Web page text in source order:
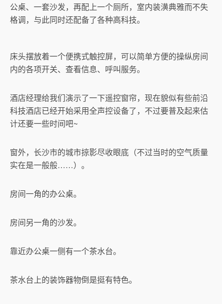
公桌、一套沙发，再配上一个厕所，室内装潢典雅而不失
格调，与此同时还配备了各种高科技。
床头摆放着一个便携式触控屏，可以简单方便的操纵房间
内的各项开关、查看信息、呼叫服务。
酒店经理给我们演示了一下遥控窗帘，现在貌似有些前沿
科技酒店已经开始采用全声控设备了，不过要普及起来估
计还要一些时间吧~
窗外，长沙市的城市掠影尽收眼底（不过当时的空气质量
实在是一般般……）。
房间一角的办公桌。
房间另一角的沙发。
靠近办公桌一侧有一个茶水台。
茶水台上的装饰器物倒是挺有特色。